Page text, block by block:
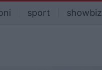
sport showbiz